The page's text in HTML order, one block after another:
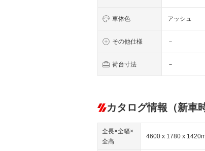
車体色 アッシュ
その他仕様 －
荷台寸法 －
カタログ情報（新車
全長×全幅×
全高
4600 x 1780 x